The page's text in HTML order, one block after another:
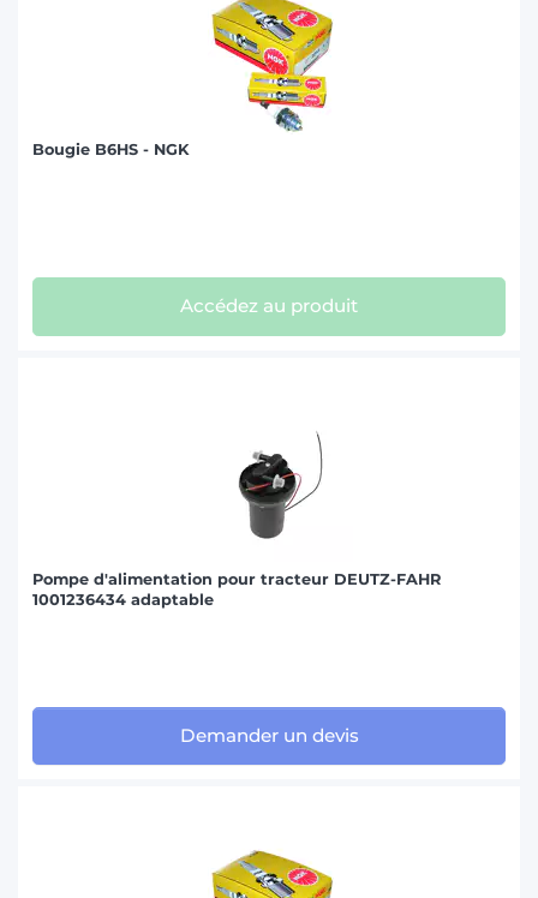
Bougie B6HS - NGK
Accédez au produit
Pompe d'alimentation pour tracteur DEUTZ-FAHR
1001236434 adaptable
Demander un devis